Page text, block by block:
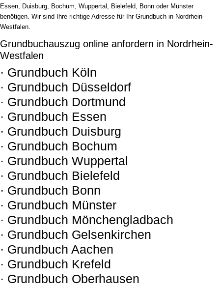
Essen, Duisburg, Bochum, Wuppertal, Bielefeld, Bonn oder Münster
benötigen. Wir sind Ihre richtige Adresse für Ihr Grundbuch in Nordrhein-
Westfalen.
Grundbuchauszug online anfordern in Nordrhein-
Westfalen
· Grundbuch Köln
· Grundbuch Düsseldorf
· Grundbuch Dortmund
· Grundbuch Essen
· Grundbuch Duisburg
· Grundbuch Bochum
· Grundbuch Wuppertal
· Grundbuch Bielefeld
· Grundbuch Bonn
· Grundbuch Münster
· Grundbuch Mönchengladbach
· Grundbuch Gelsenkirchen
· Grundbuch Aachen
· Grundbuch Krefeld
· Grundbuch Oberhausen